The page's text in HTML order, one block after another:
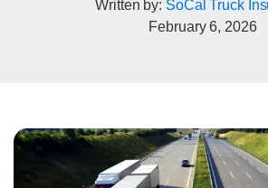
Written by: SoCal Truck
February 6, 2026